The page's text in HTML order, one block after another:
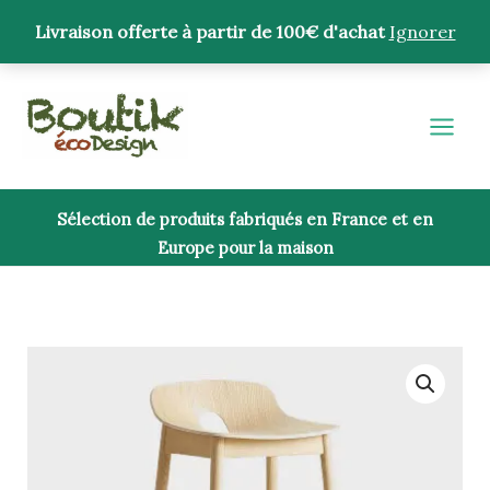
Livraison offerte à partir de 100€ d'achat Ignorer
contenu
Sélection de produits fabriqués en France et en
Europe pour la maison